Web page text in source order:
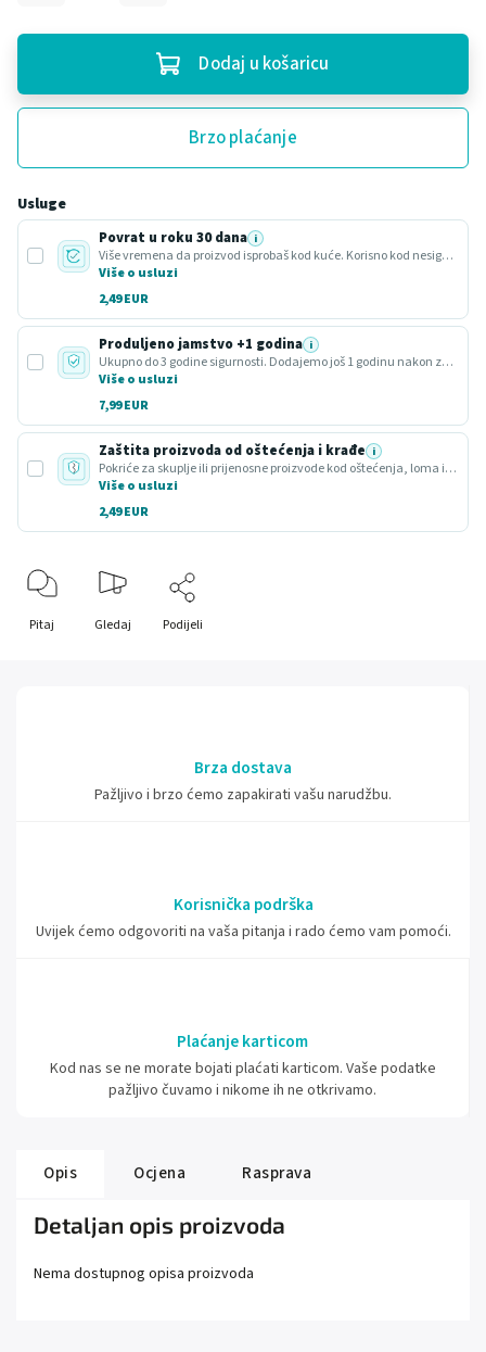
Dodaj u košaricu
Brzo plaćanje
Usluge
Povrat u roku 30 dana i
Više vremena da proizvod isprobaš kod kuće. Korisno kod nesigurnog odabira ili poklona.
Više o usluzi
2,49 EUR
Produljeno jamstvo +1 godina i
Ukupno do 3 godine sigurnosti. Dodajemo još 1 godinu nakon zakonskog roka.
Više o usluzi
7,99 EUR
Zaštita proizvoda od oštećenja i krađe i
Pokriće za skuplje ili prijenosne proizvode kod oštećenja, loma ili krađe.
Više o usluzi
2,49 EUR
Pitaj Gledaj Podijeli
Brza dostava
Pažljivo i brzo ćemo zapakirati vašu narudžbu.
Korisnička podrška
Uvijek ćemo odgovoriti na vaša pitanja i rado ćemo vam pomoći.
Plaćanje karticom
Kod nas se ne morate bojati plaćati karticom. Vaše podatke
pažljivo čuvamo i nikome ih ne otkrivamo.
Opis Ocjena Rasprava
Detaljan opis proizvoda
Nema dostupnog opisa proizvoda